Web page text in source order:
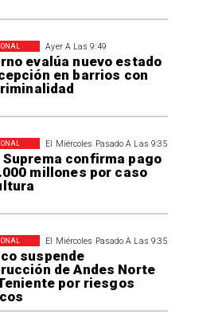
Ayer A Las 9:49
evalúa nuevo estado
en barrios con
El Miércoles Pasado A Las 9:35
Suprema confirma pago
millones por caso
El Miércoles Pasado A Las 9:35
suspende
de Andes Norte
por riesgos